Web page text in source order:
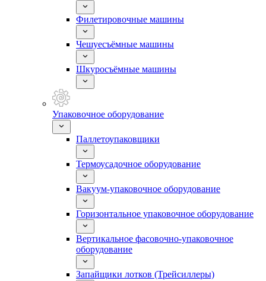
Филетировочные машины
Чешуесъёмные машины
Шкуросъёмные машины
Упаковочное оборудование
Паллетоупаковщики
Термоусадочное оборудование
Вакуум-упаковочное оборудование
Горизонтальное упаковочное оборудование
Вертикальное фасовочно-упаковочное
оборудование
Запайщики лотков (Трейсиллеры)